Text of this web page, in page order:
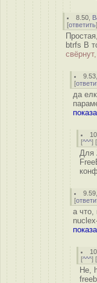
8.50
[ответить]
btrfs В
свёрнут,
9.53
[
да
[^^^] [
Для
9.59
[
а что,
[^^^] [
Не,